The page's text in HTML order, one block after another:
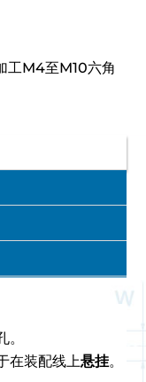
工M4至M10六角
在装配线上悬挂。